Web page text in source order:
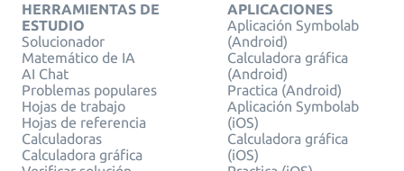
HERRAMIENTAS DE
ESTUDIO
Solucionador
Matemático de IA
AI Chat
Problemas populares
Hojas de trabajo
Hojas de referencia
Calculadoras
Calculadora gráfica
APLICACIONES
Aplicación Symbolab
(Android)
Calculadora gráfica
(Android)
Practica (Android)
Aplicación Symbolab
(iOS)
Calculadora gráfica
(iOS)